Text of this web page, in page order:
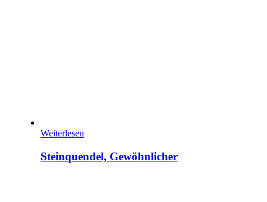
Weiterlesen
Steinquendel, Gewöhnlicher